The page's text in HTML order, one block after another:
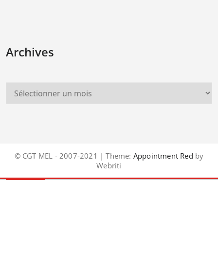
Archives
© CGT MEL - 2007-2021 | Theme: Appointment Red by
Webriti